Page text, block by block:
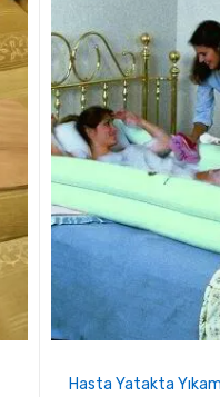
Hasta Yatakta